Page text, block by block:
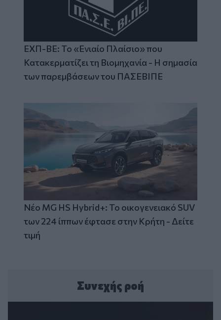
ΕΧΠ-ΒΕ: Το «Ενιαίο Πλαίσιο» που
Κατακερματίζει τη Βιομηχανία - Η σημασία
των παρεμβάσεων του ΠΑΣΕΒΙΠΕ
Νέο MG HS Hybrid+: Το οικογενειακό SUV
των 224 ίππων έφτασε στην Κρήτη - Δείτε
τιμή
Συνεχής ροή